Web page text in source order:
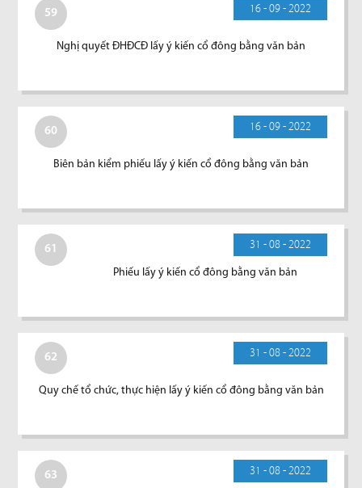
59 16 - 09 - 2022
Nghị quyết ĐHĐCĐ lấy ý kiến cổ đông bằng văn bản
60 16 - 09 - 2022
Biên bản kiểm phiếu lấy ý kiến cổ đông bằng văn bản
61 31 - 08 - 2022
Phiếu lấy ý kiến cổ đông bằng văn bản
62 31 - 08 - 2022
Quy chế tổ chức, thực hiện lấy ý kiến cổ đông bằng văn bản
63 31 - 08 - 2022